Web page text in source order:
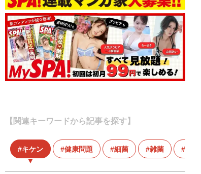
【関連キーワードから記事を探す】
キケン 健康問題 細菌 雑菌